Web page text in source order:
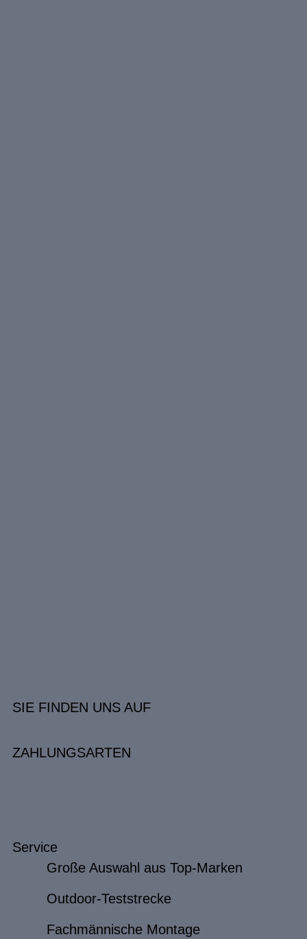
SIE FINDEN UNS AUF
ZAHLUNGSARTEN
Service
Große Auswahl aus Top-Marken
Outdoor-Teststrecke
Fachmännische Montage